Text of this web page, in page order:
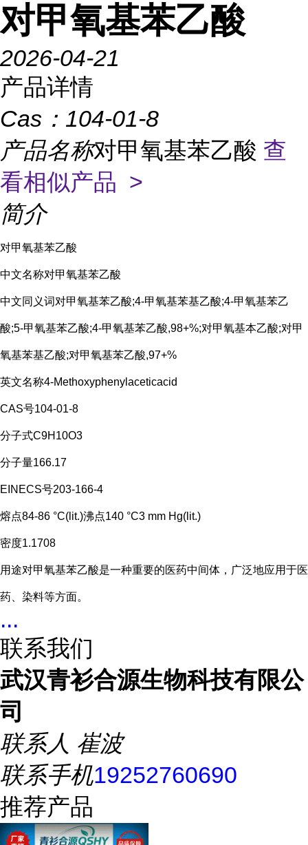
对甲氧基苯乙酸
2026-04-21
产品详情
Cas： 104-01-8
产品名称对甲氧基苯乙酸 查
看相似产品 >
简介
对甲氧基苯乙酸
中文名称对甲氧基苯乙酸
中文同义词对甲氧基苯乙酸;4-甲氧基苯基乙酸;4-甲氧基苯乙
酸;5-甲氧基苯乙酸;4-甲氧基苯乙酸,98+%;对甲氧基本乙酸;对甲
氧基苯基乙酸;对甲氧基苯乙酸,97+%
英文名称4-Methoxyphenylaceticacid
CAS号104-01-8
分子式C9H10O3
分子量166.17
EINECS号203-166-4
熔点84-86 °C(lit.)沸点140 °C3 mm Hg(lit.)
密度1.1708
用途对甲氧基苯乙酸是一种重要的医药中间体，广泛地应用于医
药、染料等方面。
...
联系我们
武汉青衫合源生物科技有限公
司
联系人 崔波
联系手机19252760690
推荐产品